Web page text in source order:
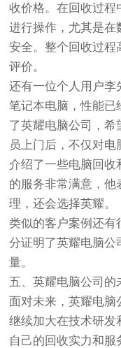
收价格。在回收过程
进行操作，尤其是在
安全。整个回收过程
评价。
还有一位个人用户李
笔记本电脑，性能已
了英耀电脑公司，希
员上门后，不仅对
介绍了一些电脑回收
的服务非常满意，他
理，还会选择英耀。
类似的客户案例还有
分证明了英耀电脑公
量。
五、英耀电脑公司的
面对未来，英耀电脑
继续加大在技术研发
自己的回收实力和服